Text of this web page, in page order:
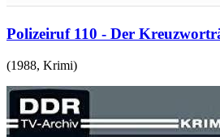
Polizeiruf 110 - Der
(1988, Krimi)